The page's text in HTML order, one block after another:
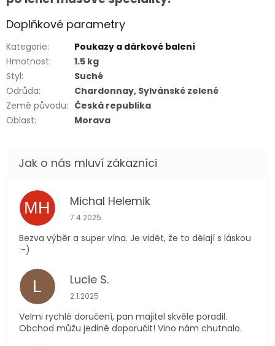
Doplňkové parametry
Kategorie:
Poukazy a dárkové balení
Hmotnost:
1.5 kg
Styl:
Suché
Odrůda:
Chardonnay, Sylvánské zelené
Země původu: Česká republika
Oblast: Morava
MH Michal Helemik
Hodnocení obchodu je 5 z 5 hvězdiček.
7.4.2025
Bezva výběr a super vína. Je vidět, že to dělají s láskou
:-)
L Lucie S.
Hodnocení obchodu je 5 z 5 hvězdiček.
2.1.2025
Velmi rychlé doručení, pan majitel skvěle poradil.
Obchod můžu jedině doporučit! Vino nám chutnalo.